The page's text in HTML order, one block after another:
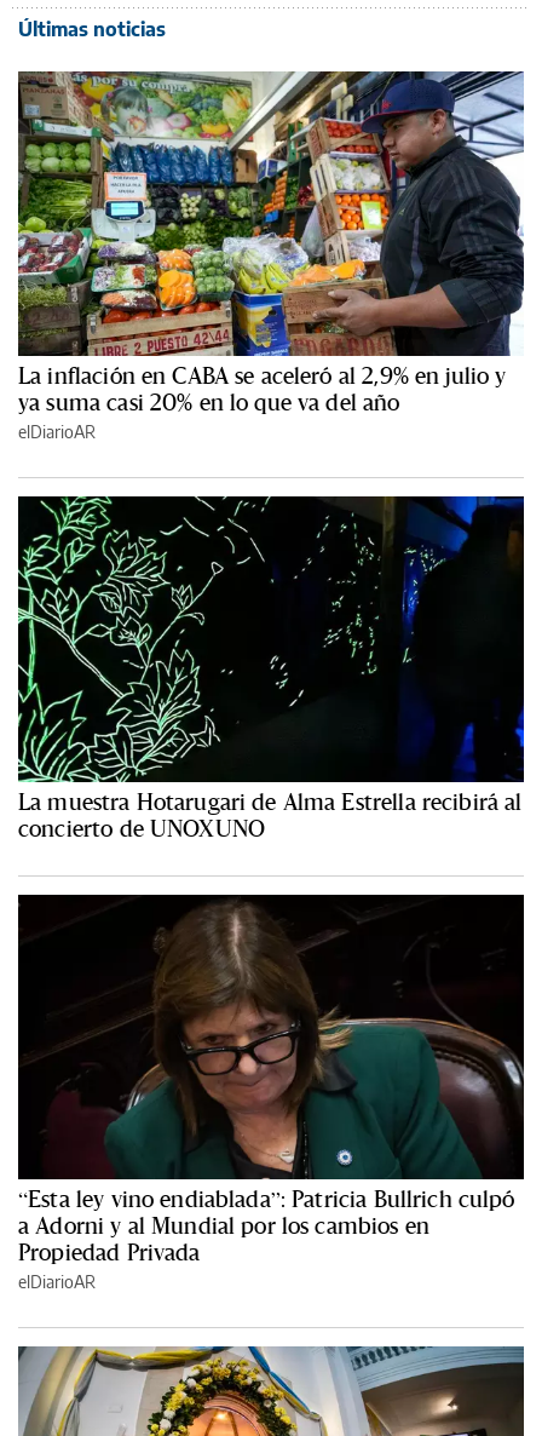
Últimas noticias
La inflación en CABA se aceleró al 2,9% en julio y
ya suma casi 20% en lo que va del año
elDiarioAR
La muestra Hotarugari de Alma Estrella recibirá al
concierto de UNOXUNO
“Esta ley vino endiablada”: Patricia Bullrich culpó
a Adorni y al Mundial por los cambios en
Propiedad Privada
elDiarioAR